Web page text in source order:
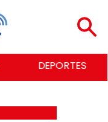
DEPORTES